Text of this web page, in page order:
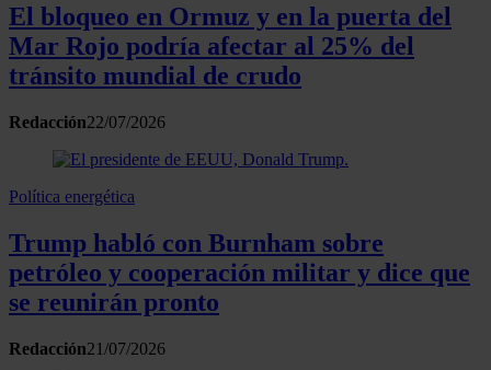
El bloqueo en Ormuz y en la puerta del
Mar Rojo podría afectar al 25% del
tránsito mundial de crudo
Redacción22/07/2026
Política energética
Trump habló con Burnham sobre
petróleo y cooperación militar y dice que
se reunirán pronto
Redacción21/07/2026